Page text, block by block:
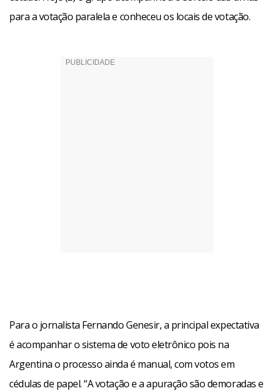
para a votação paralela e conheceu os locais de votação.
Para o jornalista Fernando Genesir, a principal expectativa
é acompanhar o sistema de voto eletrônico pois na
Argentina o processo ainda é manual, com votos em
cédulas de papel. “A votação e a apuração são demoradas e